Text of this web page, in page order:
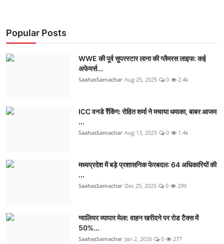
Popular Posts
WWE की पूर्व सुपरस्टार लाना की ग्लैमरस लाइफ: कई
अफेयर्स...
SaahasSamachar Aug 25, 2025 0 2.4k
ICC वनडे रैंकिंग: रोहित शर्मा ने मचाया धमाका, बाबर आजम
...
SaahasSamachar Aug 13, 2025 0 1.4k
मध्यप्रदेश में बड़े प्रशासनिक फेरबदल: 64 अधिकारियों की
...
SaahasSamachar Dec 25, 2025 0 299
ग्वालियर व्यापार मेला: वाहन खरीदने पर रोड टैक्स में
50%...
SaahasSamachar Jan 2, 2026 0 277